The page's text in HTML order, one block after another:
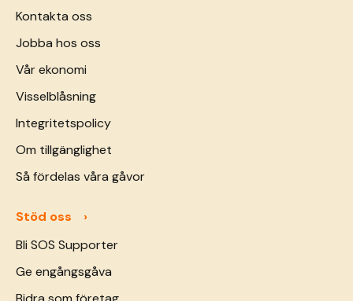
Kontakta oss
Jobba hos oss
Vår ekonomi
Visselblåsning
Integritetspolicy
Om tillgänglighet
Så fördelas våra gåvor
Stöd oss
Bli SOS Supporter
Ge engångsgåva